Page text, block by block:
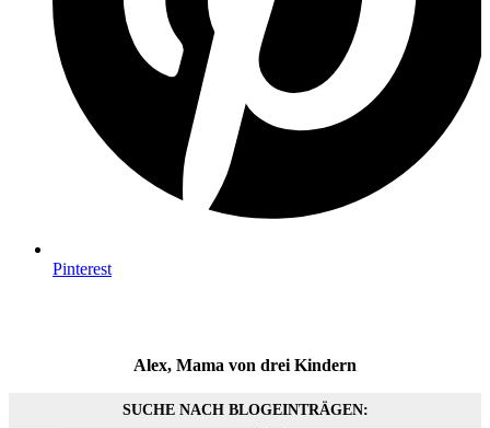
Pinterest
Alex, Mama von drei Kindern
SUCHE NACH BLOGEINTRÄGEN: